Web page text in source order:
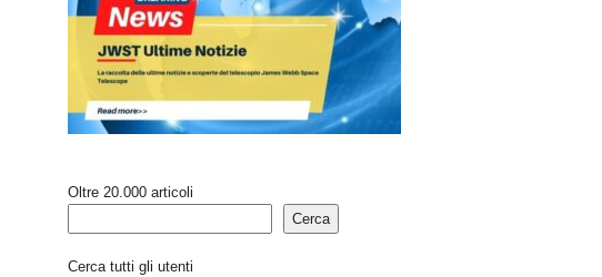
Oltre 20.000 articoli
Cerca
Cerca tutti gli utenti